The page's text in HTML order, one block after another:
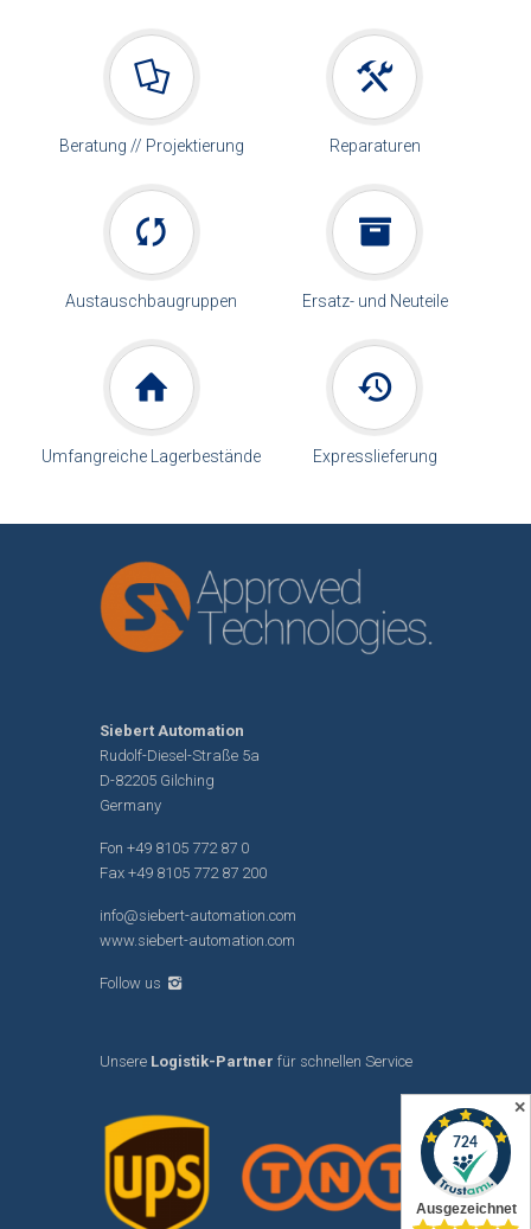
Beratung // Projektierung Reparaturen
Austauschbaugruppen Ersatz- und Neuteile
Umfangreiche Lagerbestände Expresslieferung
Siebert Automation
Rudolf-Diesel-Straße 5a
D-82205 Gilching
Germany
Fon +49 8105 772 87 0
Fax +49 8105 772 87 200
info@siebert-automation.com
www.siebert-automation.com
Follow us
Unsere Logistik-Partner für schnellen Service
✕